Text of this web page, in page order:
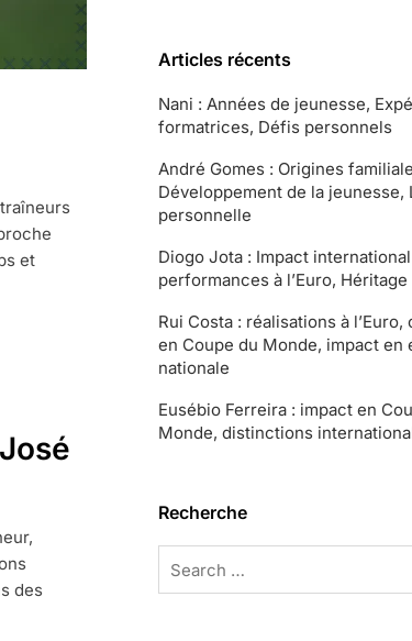
et
des
Articles récents
Nani : Années de jeunesse,
formatrices, Défis personnels
André Gomes : Origines
Développement de la jeunesse,
personnelle
Diogo Jota : Impact
performances à l’Euro, Héritage
Rui Costa : réalisations à
en Coupe du Monde, impact en
nationale
Eusébio Ferreira : impact en
Monde, distinctions
Recherche
for: